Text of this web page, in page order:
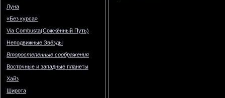
Луна
«Без курса»
Via Combusta(Сожжённый Путь)
Неподвижные Звёзды
Второстепенные соображения
Восточные и западные планеты
Хайз
Широта